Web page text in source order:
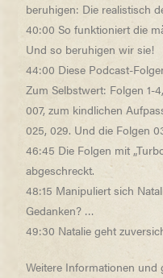
beruhigen: Die realistisch
40:00 So funktioniert die
Und so beruhigen wir sie!
44:00 Diese Podcast-
Zum Selbstwert: Folgen 1-
007, zum kindlichen
025, 029. Und die Folgen
46:45 Die Folgen mit
abgeschreckt.
48:15 Manipuliert sich
Gedanken? …
49:30 Natalie geht
Weitere Informationen und